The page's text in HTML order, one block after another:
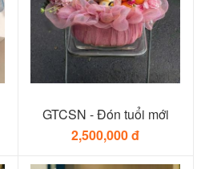
GTCSN - Đón tuổi mới
2,500,000 đ